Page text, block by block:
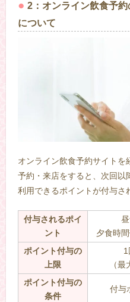
2：オンライン飲食予
について
オンライン飲食予約サイトを
予約・来店をすると、次回以
利用できるポイントが付与さ
付与されるポイ
ント
夕食時
ポイント付与の
上限
（
ポイント付与の
条件
付与